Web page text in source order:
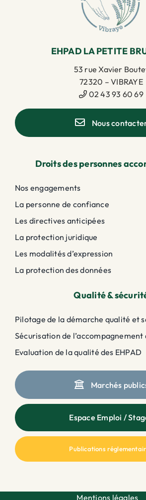
EHPAD LA PETITE
53 rue Xavier
72320 – VIBRAYE
02 43 93 60 69
Nous
Droits des personnes
Nos engagements
La personne de confiance
Les directives anticipées
La protection juridique
Les modalités d’expression
La protection des données
Qualité &
Pilotage de la démarche qualité et
Sécurisation de l’accompagnement
Evaluation de la qualité des EHPAD
Marchés
Espace Emploi /
Publications
Mentions légales